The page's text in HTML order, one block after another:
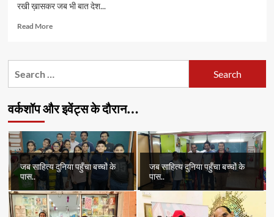
रखी ख़ासकर जब भी बात देश...
Read MoreRead
भारत
मुख्यमंत्री
सुचेता
कृपलानी
वर्कशॉप और इवेंट्स के दौरान…
जब साहित्य दुनिया पहुँचा बच्चों के
पास..
जब साहित्य दुनिया पहुँचा बच्चों के
पास..